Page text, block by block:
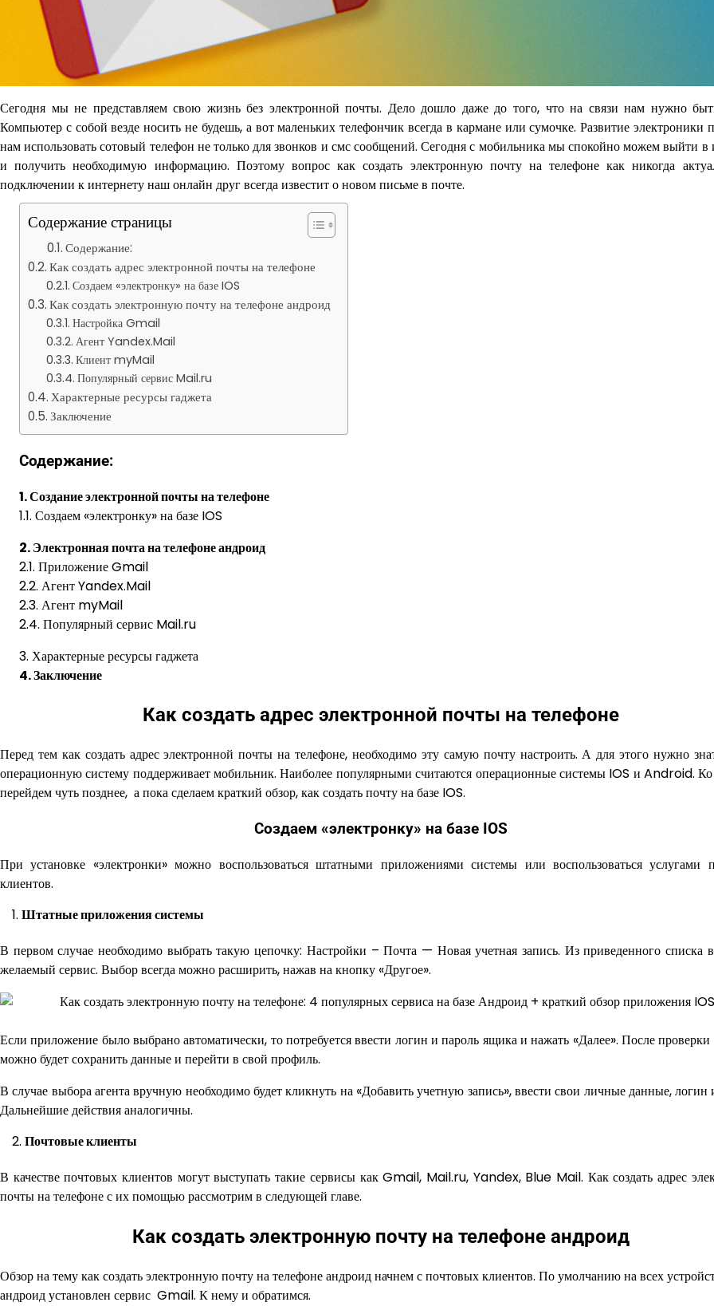
Сегодня мы не представляем свою жизнь без электронной почты. Дело дошло даже до того, что на связи нам нужно
Компьютер с собой везде носить не будешь, а вот маленьких телефончик всегда в кармане или сумочке. Развитие электроники
нам использовать сотовый телефон не только для звонков и смс сообщений. Сегодня с мобильника мы спокойно можем выйти в
и получить необходимую информацию. Поэтому вопрос как создать электронную почту на телефоне как никогда
подключении к интернету наш онлайн друг всегда известит о новом письме в почте.
Содержание страницы
Содержание:
Как создать адрес электронной почты на телефоне
Создаем «электронку» на базе IOS
Как создать электронную почту на телефоне андроид
Настройка Gmail
Агент Yandex.Mail
Клиент myMail
Популярный сервис Mail.ru
Характерные ресурсы гаджета
Заключение
Содержание:
1. Создание электронной почты на телефоне
1.1. Создаем «электронку» на базе IOS
2. Электронная почта на телефоне андроид
2.1. Приложение Gmail
2.2. Агент Yandex.Mail
2.3. Агент myMail
2.4. Популярный сервис Mail.ru
3. Характерные ресурсы гаджета
4. Заключение
Как создать адрес электронной почты на телефоне
Перед тем как создать адрес электронной почты на телефоне, необходимо эту самую почту настроить. А для этого нужно
операционную систему поддерживает мобильник. Наиболее популярными считаются операционные системы IOS и Android.
перейдем чуть позднее, а пока сделаем краткий обзор, как создать почту на базе IOS.
Создаем «электронку» на базе IOS
При установке «электронки» можно воспользоваться штатными приложениями системы или воспользоваться услугами
клиентов.
Штатные приложения системы
В первом случае необходимо выбрать такую цепочку: Настройки – Почта — Новая учетная запись. Из приведенного списка
желаемый сервис. Выбор всегда можно расширить, нажав на кнопку «Другое».
Если приложение было выбрано автоматически, то потребуется ввести логин и пароль ящика и нажать «Далее». После проверки
можно будет сохранить данные и перейти в свой профиль.
В случае выбора агента вручную необходимо будет кликнуть на «Добавить учетную запись», ввести свои личные данные, логин
Дальнейшие действия аналогичны.
Почтовые клиенты
В качестве почтовых клиентов могут выступать такие сервисы как Gmail, Mail.ru, Yandex, Blue Mail. Как создать адрес
почты на телефоне с их помощью рассмотрим в следующей главе.
Как создать электронную почту на телефоне андроид
Обзор на тему как создать электронную почту на телефоне андроид начнем с почтовых клиентов. По умолчанию на всех
андроид установлен сервис Gmail. К нему и обратимся.